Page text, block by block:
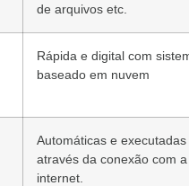
de arquivos etc.
Rápida e digital com
baseado em nuvem
Automáticas e executadas
através da conexão com a
internet.